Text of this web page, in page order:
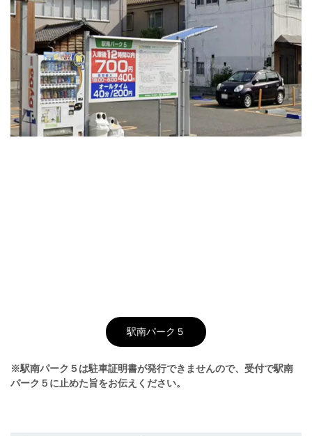
駅南パーク５
※駅南パーク５は駐車証明書が発行できませんので、受付で駅南
パーク５に止めた旨をお伝えください。